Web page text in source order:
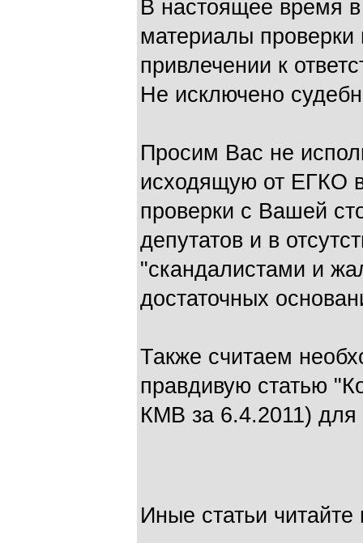
В настоящее время
материалы
привлечении к
Не исключено
Просим Вас не
исходящую от ЕГКО
проверки с Вашей
депутатов и в
"скандалистами и
достаточных
Также считаем
правдивую статью
КМВ за 6.4.2011) для
Иные статьи читайте